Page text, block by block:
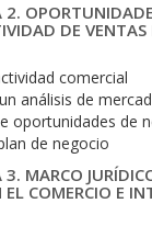
DE VENTAS
comercial
análisis de
oportunidades de
de negocio
MARCO
COMERCIO E